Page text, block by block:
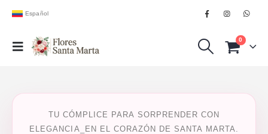
Español
0
TU CÓMPLICE PARA SORPRENDER CON
ELEGANCIA_EN EL CORAZÓN DE SANTA MARTA.